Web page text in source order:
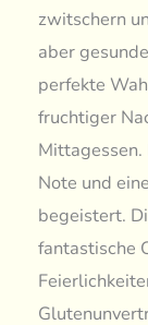
zwitschern
aber
perfekte
fruchtiger
Note und
begeistert.
fantastische